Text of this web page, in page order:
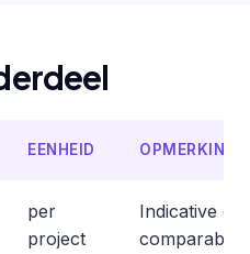
EENHEID OPMERKING
per
project
Indicative
comparable